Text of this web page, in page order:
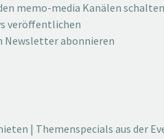
memo-media Kanälen schalten
veröffentlichen
Newsletter abonnieren
| Themenspecials aus der